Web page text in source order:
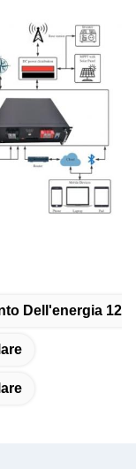
Dell'energia